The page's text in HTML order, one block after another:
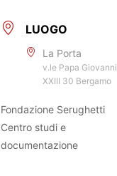
LUOGO
La Porta
v.le Papa Giovanni
XXIII 30 Bergamo
Fondazione Serughetti
Centro studi e
documentazione